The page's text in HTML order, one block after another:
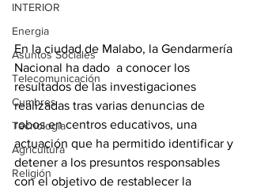
INTERIOR
Energia
Asuntos Sociales
Telecomunicación
Cumbres
Tecnología
Agricultura
Religión
En la ciudad de Malabo, la Gendarmería
Nacional ha dado  a conocer los
resultados de las investigaciones
realizadas tras varias denuncias de
robos en centros educativos, una
actuación que ha permitido identificar y
detener a los presuntos responsables
con el objetivo de restablecer la